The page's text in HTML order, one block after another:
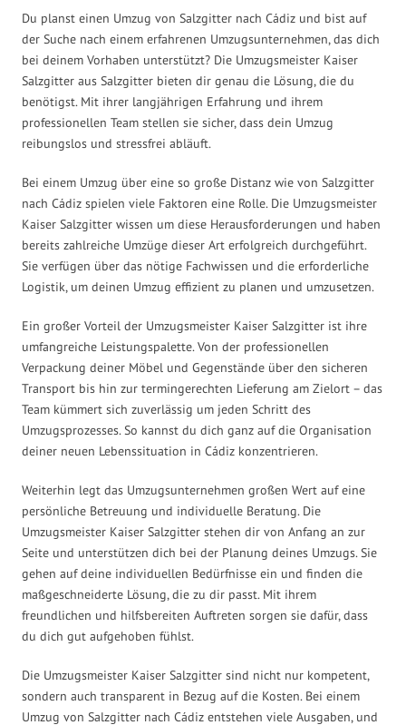
Du planst einen Umzug von Salzgitter nach Cádiz und bist auf
der Suche nach einem erfahrenen Umzugsunternehmen, das dich
bei deinem Vorhaben unterstützt? Die Umzugsmeister Kaiser
Salzgitter aus Salzgitter bieten dir genau die Lösung, die du
benötigst. Mit ihrer langjährigen Erfahrung und ihrem
professionellen Team stellen sie sicher, dass dein Umzug
reibungslos und stressfrei abläuft.
Bei einem Umzug über eine so große Distanz wie von Salzgitter
nach Cádiz spielen viele Faktoren eine Rolle. Die Umzugsmeister
Kaiser Salzgitter wissen um diese Herausforderungen und haben
bereits zahlreiche Umzüge dieser Art erfolgreich durchgeführt.
Sie verfügen über das nötige Fachwissen und die erforderliche
Logistik, um deinen Umzug effizient zu planen und umzusetzen.
Ein großer Vorteil der Umzugsmeister Kaiser Salzgitter ist ihre
umfangreiche Leistungspalette. Von der professionellen
Verpackung deiner Möbel und Gegenstände über den sicheren
Transport bis hin zur termingerechten Lieferung am Zielort – das
Team kümmert sich zuverlässig um jeden Schritt des
Umzugsprozesses. So kannst du dich ganz auf die Organisation
deiner neuen Lebenssituation in Cádiz konzentrieren.
Weiterhin legt das Umzugsunternehmen großen Wert auf eine
persönliche Betreuung und individuelle Beratung. Die
Umzugsmeister Kaiser Salzgitter stehen dir von Anfang an zur
Seite und unterstützen dich bei der Planung deines Umzugs. Sie
gehen auf deine individuellen Bedürfnisse ein und finden die
maßgeschneiderte Lösung, die zu dir passt. Mit ihrem
freundlichen und hilfsbereiten Auftreten sorgen sie dafür, dass
du dich gut aufgehoben fühlst.
Die Umzugsmeister Kaiser Salzgitter sind nicht nur kompetent,
sondern auch transparent in Bezug auf die Kosten. Bei einem
Umzug von Salzgitter nach Cádiz entstehen viele Ausgaben, und